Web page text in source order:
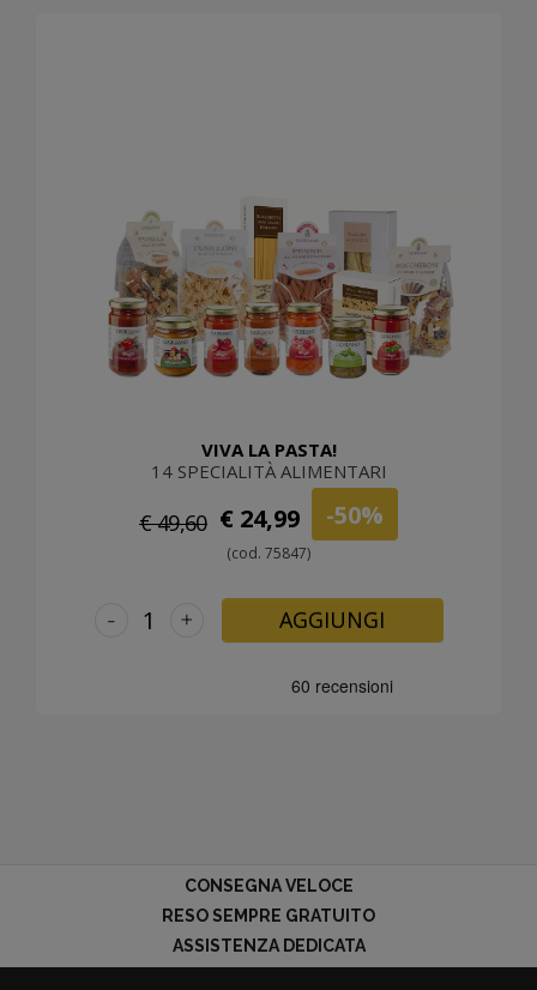
VIVA LA PASTA!
14 SPECIALITÀ ALIMENTARI
€ 49,60 € 24,99 -50%
(cod. 75847)
+
- AGGIUNGI
CONSEGNA VELOCE
RESO SEMPRE GRATUITO
ASSISTENZA DEDICATA